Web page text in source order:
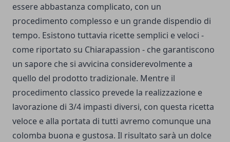
essere abbastanza complicato, con un
procedimento complesso e un grande dispendio di
tempo. Esistono tuttavia ricette semplici e veloci -
come riportato su Chiarapassion - che garantiscono
un sapore che si avvicina considerevolmente a
quello del prodotto tradizionale. Mentre il
procedimento classico prevede la realizzazione e
lavorazione di 3/4 impasti diversi, con questa ricetta
veloce e alla portata di tutti avremo comunque una
colomba buona e gustosa. Il risultato sarà un dolce